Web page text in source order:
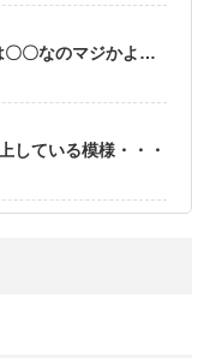
〇〇なのマジかよ…
している模様・・・